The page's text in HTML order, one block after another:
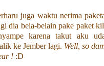
juga waktu nerima
dia bela-belain pake paket
karena takut aku
ke Jember lagi. Well, so
! :D